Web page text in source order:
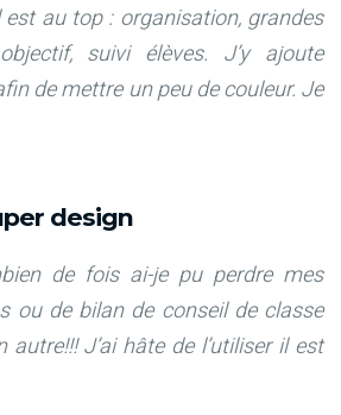
est au top : organisation, grandes
suivi élèves. J’y ajoute
de mettre un peu de couleur. Je
design
de fois ai-je pu perdre mes
ou de bilan de conseil de classe
autre!!! J’ai hâte de l’utiliser il est